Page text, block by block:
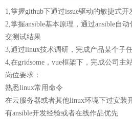
1,掌握github下通过issue驱动的敏捷式开
2,掌握ansible基本原理，通过ansible自
交测试结果
3,通过linux技术调研，完成产品某个子
4,在gridsome，vue框架下，完成公司主
岗位要求：
熟悉linux常用命令
在云服务器或者其他linux环境下过安装
有ansible开发经验或者在线作品优先